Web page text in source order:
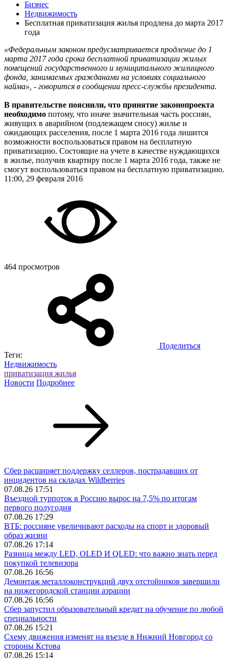
Бизнес
Недвижимость
Бесплатная приватизация жилья продлена до марта 2017
года
«Федеральным законом предусматривается продление до 1
марта 2017 года срока бесплатной приватизации жилых
помещений государственного и муниципального жилищного
фонда, занимаемых гражданами на условиях социального
найма», - говорится в сообщении пресс-службы президента.
В правительстве пояснили, что принятие законопроекта
необходимо потому, что иначе значительная часть россиян,
живущих в аварийном (подлежащем сносу) жилье и
ожидающих расселения, после 1 марта 2016 года лишится
возможности воспользоваться правом на бесплатную
приватизацию. Состоящие на учете в качестве нуждающихся
в жилье, получив квартиру после 1 марта 2016 года, также не
смогут воспользоваться правом на бесплатную приватизацию.
11:00, 29 февраля 2016
464 просмотров
Поделиться
Теги:
Недвижимость
приватизация жилья
Новости Подробнее
Сбер расширяет поддержку селлеров, пострадавших от
инцидентов на складах Wildberries
07.08.26 17:51
Въездной турпоток в Россию вырос на 7,5% по итогам
первого полугодия
07.08.26 17:29
ВТБ: россияне увеличивают расходы на спорт и здоровый
образ жизни
07.08.26 17:14
Разница между LED, OLED И QLED: что важно знать перед
покупкой телевизора
07.08.26 16:56
Демонтаж металлоконструкций двух отстойников завершили
на нижегородской станции аэрации
07.08.26 16:56
Сбер запустил образовательный кредит на обучение по любой
специальности
07.08.26 15:21
Схему движения изменят на въезде в Нижний Новгород со
стороны Кстова
07.08.26 15:14